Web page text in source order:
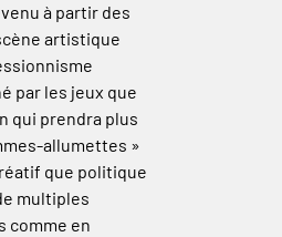
à partir des
artistique
par les jeux que
qui prendra plus
allumettes »
que politique
multiples
comme en